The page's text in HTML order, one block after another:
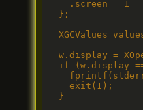
    .screen = 1
  };
XGCValues
w.display =
if (w.display
    exit(1);
  }